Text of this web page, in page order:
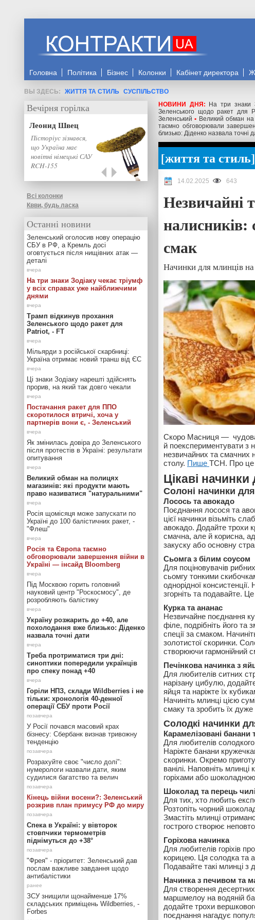
Головна Політика Бізнес Колонки Кабінет директора
ЖИТТЯ ТА СТИЛЬ СУСПІЛЬСТВО
НОВИНИ ДНЯ:
На три знаки
Зеленського щодо ракет для
Зеленський • Великий обман на
таємно обговорювали
близько: Діденко назвала точні
життя та стиль
14.02.2025 643
Незвичайні
налисників:
смак
Начинки для млинців
Скоро Масниця — чудова
й поекспериментувати з
незвичайних та смачних
столу. Пише ТСН. Про це
Цікаві
Солоні начинки
Лосось та авокадо
Поєднання лосося та
цієї начинки візьміть
авокадо. Додайте трохи
смачна, але й корисна,
закуску або основну
Сьомга з білим соусом
Для поціновувачів
сьомгу тонкими
однорідної
згорніть та подавайте.
Курка та ананас
Незвичайне поєднання
філе, подрібніть його та
спеції за смаком.
золотистої скоринки.
створюючи гармонійний
Печінкова начинка з
Для любителів ситних
нарізану цибулю,
яйця та наріжте їх
Начиніть млинці цією
смаку та зробить їх
Солодкі начинки
Карамелізовані
Для любителів
Наріжте банани
скоринки. Окремо
ванілі. Наповніть
горіхами або
Шоколад та перець чилі
Для тих, хто любить
Розтопіть чорний
Змастіть млинці
гострого створює
Горіхова начинка
Для любителів горіхів
корицею. Ця солодка та
Подавайте такі млинці
Начинка з печивом та
Для створення
маршмелоу на водяній
додайте трохи
поєднання нагадує
Вечірня горілка
Леонид Швец
Пісторіус зізнався,
що Україна має
новітні німецькі САУ
RCH-155
Всі колонки
Квви, будь ласка
Останні новини
Зеленський оголосив нову операцію
СБУ в РФ, а Кремль досі
оговтується після нищівних атак —
деталі
На три знаки Зодіаку чекає тріумф
у всіх справах уже найближчими
днями
Трамп відкинув прохання
Зеленського щодо ракет для
Patriot, - FT
Мільярди з російської скарбниці:
Україна отримає новий транш від ЄС
Ці знаки Зодіаку нарешті здійснять
прорив, на який так довго чекали
Постачання ракет для ППО
скоротилося втричі, хоча у
партнерів вони є, - Зеленський
Як змінилась довіра до Зеленського
після протестів в Україні: результати
опитування
Великий обман на полицях
магазинів: які продукти мають
право називатися "натуральними"
Росія щомісяця може запускати по
Україні до 100 балістичних ракет, -
"Флеш"
Росія та Європа таємно
обговорювали завершення війни в
Україні — інсайд Bloomberg
Під Москвою горить головний
науковий центр "Роскосмосу", де
розробляють балістику
Україну розжарить до +40, але
похолодання вже близько: Діденко
назвала точні дати
Треба протриматися три дні:
синоптики попередили українців
про спеку понад +40
Горіли НПЗ, склади Wildberries і не
тільки: хронологія 40-денної
операції СБУ проти Росії
У Росії почався масовий крах
бізнесу: Сбербанк визнав тривожну
тенденцію
Розрахуйте своє "число долі":
нумерологи назвали дати, яким
судилися багатство та велич
Кінець війни восени?: Зеленський
розкрив план примусу РФ до миру
Спека в Україні: у вівторок
стовпчики термометрів
піднімуться до +38°
"Фрея" - пріоритет: Зеленський дав
послам важливе завдання щодо
антибалістики
ЗСУ знищили щонайменше 17%
складських приміщень Wildberries, -
Forbes